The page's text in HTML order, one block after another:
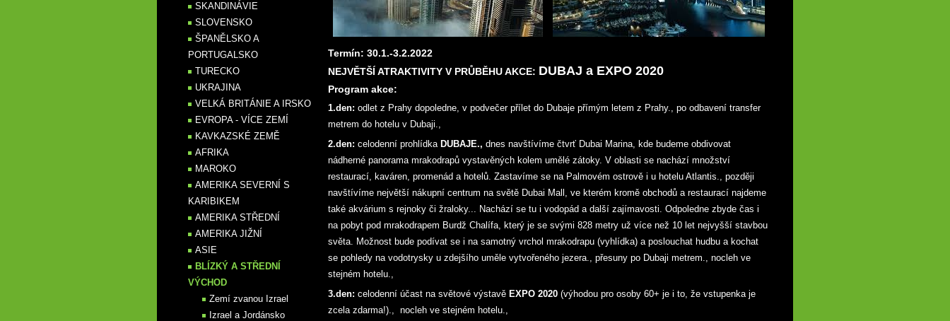
Termín: 30.1.-3.2.2022
NEJVĚTŠÍ ATRAKTIVITY V PRŮBĚHU AKCE: DUBAJ a EXPO 2020
Program akce:
1.den: odlet z Prahy dopoledne, v podvečer přílet do Dubaje přímým letem z Prahy., po odbavení transfer
metrem do hotelu v Dubaji.,
2.den: celodenní prohlídka DUBAJE., dnes navštívíme čtvrť Dubai Marina, kde budeme obdivovat
nádherné panorama mrakodrapů vystavěných kolem umělé zátoky. V oblasti se nachází množství
restaurací, kaváren, promenád a hotelů. Zastavíme se na Palmovém ostrově i u hotelu Atlantis., později
navštívíme největší nákupní centrum na světě Dubai Mall, ve kterém kromě obchodů a restaurací najdeme
také akvárium s rejnoky či žraloky... Nachází se tu i vodopád a další zajímavosti. Odpoledne zbyde čas i
na pobyt pod mrakodrapem Burdž Chalífa, který je se svými 828 metry už více než 10 let nejvyšší stavbou
světa. Možnost bude podívat se i na samotný vrchol mrakodrapu (vyhlídka) a poslouchat hudbu a kochat
se pohledy na vodotrysky u zdejšího uměle vytvořeného jezera., přesuny po Dubaji metrem., nocleh ve
stejném hotelu.,
3.den: celodenní účast na světové výstavě EXPO 2020 (výhodou pro osoby 60+ je i to, že vstupenka je
zcela zdarma!)., nocleh ve stejném hotelu.,
SKANDINÁVIE
SLOVENSKO
ŠPANĚLSKO A
PORTUGALSKO
TURECKO
UKRAJINA
VELKÁ BRITÁNIE A IRSKO
EVROPA - VÍCE ZEMÍ
KAVKAZSKÉ ZEMĚ
AFRIKA
MAROKO
AMERIKA SEVERNÍ S
KARIBIKEM
AMERIKA STŘEDNÍ
AMERIKA JIŽNÍ
ASIE
BLÍZKÝ A STŘEDNÍ
VÝCHOD
Zemí zvanou Izrael
Izrael a Jordánsko